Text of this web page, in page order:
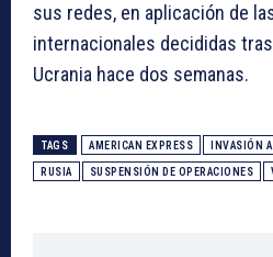
sus redes, en aplicación de
internacionales decididas
Ucrania hace dos semanas.
TAGS AMERICAN EXPRESS INVASIÓN
RUSIA SUSPENSIÓN DE OPERACIONES